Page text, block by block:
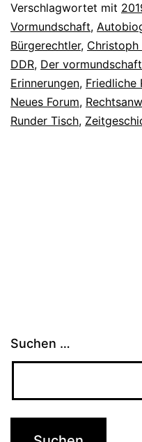
Verschlagwortet mit
Vormundschaft,
Bürgerechtler, Christoph
DDR, Der
Erinnerungen, Friedliche
Neues Forum,
Runder Tisch,
Suchen …